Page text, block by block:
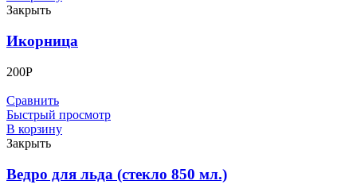
Закрыть
Икорница
200Р
Сравнить
Быстрый просмотр
В корзину
Закрыть
Ведро для льда (стекло 850 мл.)